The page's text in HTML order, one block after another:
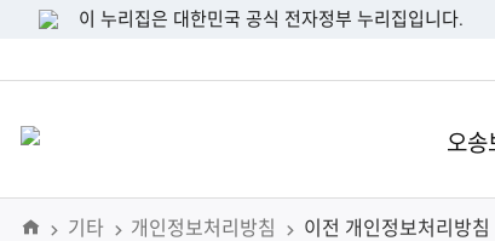
이 누리집은 대한민국 공식 전자정부 누리집입니다.
오송
Home
기타 개인정보처리방침 이전 개인정보처리방침